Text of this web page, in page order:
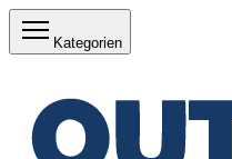
Kategorien